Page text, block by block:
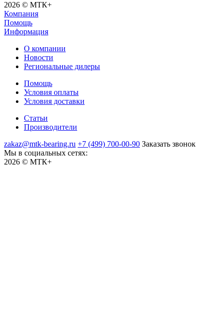
2026 © МТК+
Компания
Помощь
Информация
О компании
Новости
Региональные дилеры
Помощь
Условия оплаты
Условия доставки
Статьи
Производители
zakaz@mtk-bearing.ru +7 (499) 700-00-90 Заказать звонок
Мы в социальных сетях:
2026 © МТК+